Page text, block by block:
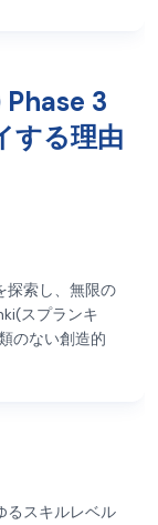
3
する理由
探索し、無限の
スプランキ
のない創造的
るスキルレベル